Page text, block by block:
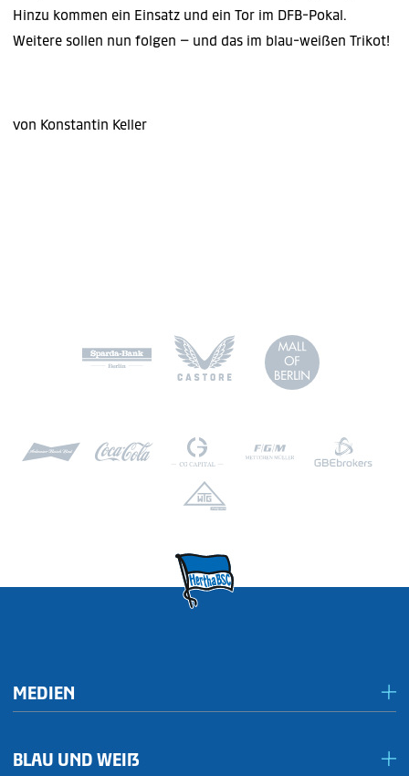
Hinzu kommen ein Einsatz und ein Tor im DFB-Pokal.
Weitere sollen nun folgen – und das im blau-weißen Trikot!
von Konstantin Keller
MEDIEN
Inklusives Spieltagsradio
BLAU UND WEIẞ